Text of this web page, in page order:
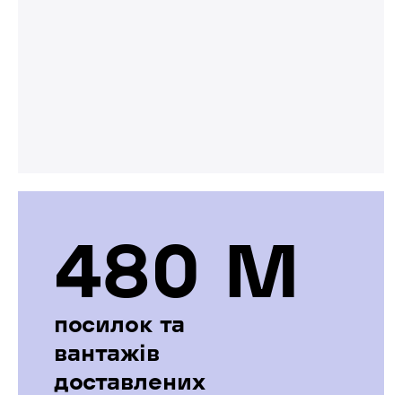
480 М
посилок та
вантажів
доставлених